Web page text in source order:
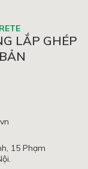
LẮP GHÉP
15 Phạm